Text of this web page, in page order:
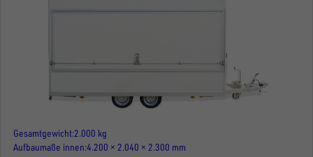
Gesamtgewicht 2.000 kg
Aufbaumaße innen 4.200 × 2.040 × 2.300 mm